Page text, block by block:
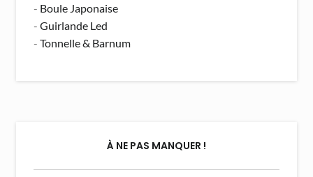
- Boule Japonaise
-Guirlande Led
-Tonnelle & Barnum
À NE PAS MANQUER !